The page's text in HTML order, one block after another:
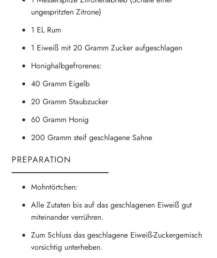
ungespritzten Zitrone)
1 EL Rum
1 Eiweiß mit 20 Gramm Zucker aufgeschlagen
Honighalbgefrorenes:
40 Gramm Eigelb
20 Gramm Staubzucker
60 Gramm Honig
200 Gramm steif geschlagene Sahne
PREPARATION
Mohntörtchen:
Alle Zutaten bis auf das geschlagenen Eiweiß gut
miteinander verrühren.
Zum Schluss das geschlagene Eiweiß-Zuckergemisch
vorsichtig unterheben.